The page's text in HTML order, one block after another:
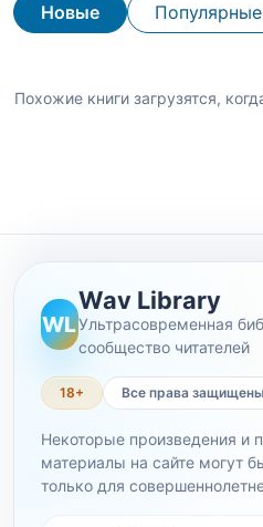
Новые Популярные
Похожие книги загрузятся,
WL
Wav Library
Ультрасовременная
сообщество читателей
18+ Все права защищены
Некоторые произведения и
материалы на сайте могут
только для